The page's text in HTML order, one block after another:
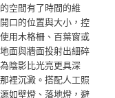
空間有了時間的維
口的位置與大小，控
用木格柵、百葉窗或
面與牆面投射出細碎
陰影比光亮更具深
裡沉澱。搭配人工照
如壁燈、落地燈，避